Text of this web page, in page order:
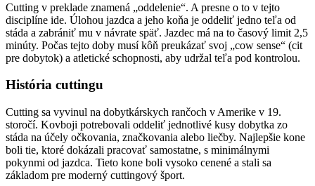
Cutting v preklade znamená „oddelenie“. A presne o to v tejto
disciplíne ide. Úlohou jazdca a jeho koňa je oddeliť jedno teľa od
stáda a zabrániť mu v návrate späť. Jazdec má na to časový limit 2,5
minúty. Počas tejto doby musí kôň preukázať svoj „cow sense“ (cit
pre dobytok) a atletické schopnosti, aby udržal teľa pod kontrolou.
História cuttingu
Cutting sa vyvinul na dobytkárskych rančoch v Amerike v 19.
storočí. Kovboji potrebovali oddeliť jednotlivé kusy dobytka zo
stáda na účely očkovania, značkovania alebo liečby. Najlepšie kone
boli tie, ktoré dokázali pracovať samostatne, s minimálnymi
pokynmi od jazdca. Tieto kone boli vysoko cenené a stali sa
základom pre moderný cuttingový šport.